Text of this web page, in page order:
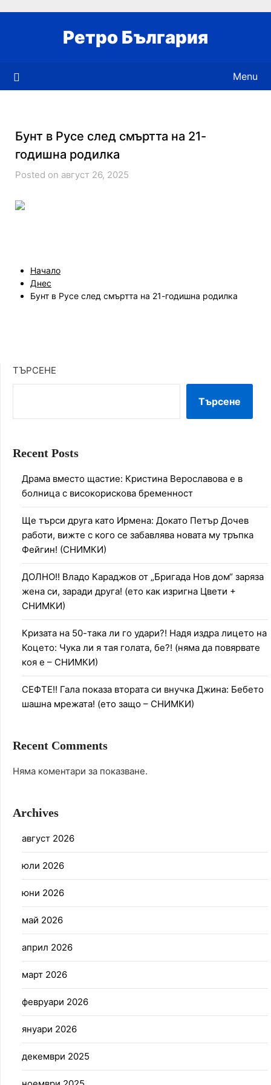
Ретро България
Menu
Бунт в Русе след смъртта на 21-
годишна родилка
Posted on август 26, 2025
Начало
Днес
Бунт в Русе след смъртта на 21-годишна родилка
ТЪРСЕНЕ
Търсене
Recent Posts
Драма вместо щастие: Кристина Верославова е в
болница с високорискова бременност
Ще търси друга като Ирмена: Докато Петър Дочев
работи, вижте с кого се забавлява новата му тръпка
Фейгин! (СНИМКИ)
ДОЛНО!! Владо Караджов от „Бригада Нов дом“ заряза
жена си, заради друга! (ето как изригна Цвети +
СНИМКИ)
Кризата на 50-така ли го удари?! Надя издра лицето на
Коцето: Чука ли я тая голата, бе?! (няма да повярвате
коя е – СНИМКИ)
СЕФТЕ!! Гала показа втората си внучка Джина: Бебето
шашна мрежата! (ето защо – СНИМКИ)
Recent Comments
Няма коментари за показване.
Archives
август 2026
юли 2026
юни 2026
май 2026
април 2026
март 2026
февруари 2026
януари 2026
декември 2025